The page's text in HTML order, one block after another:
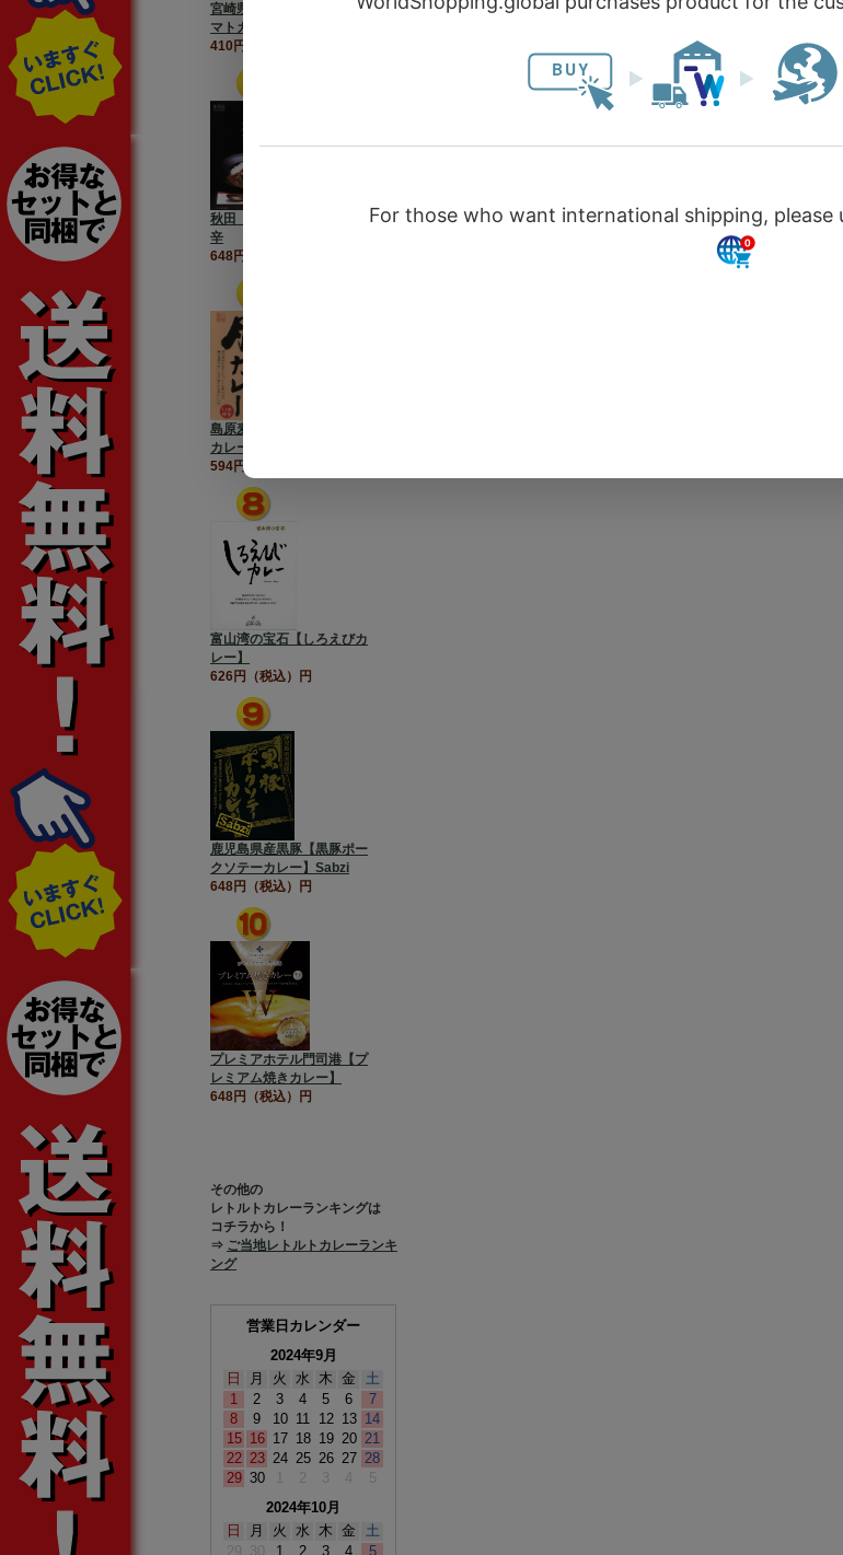
宮崎県【高千穂生まれのト
マトカレー】
410円（税込）円
秋田【比内地鶏カレー】中
辛
648円（税込）円
島原麦みそ仕立て【豚角煮
カレー】
594円（税込）円
富山湾の宝石【しろえびカ
レー】
626円（税込）円
鹿児島県産黒豚【黒豚ポー
クソテーカレー】Sabzi
648円（税込）円
プレミアホテル門司港【プ
レミアム焼きカレー】
648円（税込）円
その他の
レトルトカレーランキングは
コチラから！
⇒ ご当地レトルトカレーランキ
ング
営業日カレンダー
2024年9月
日
月 火 水 木 金
土
1
2 3 4 5 6
7
8
9 10 11 12 13 14
15 16 17 18 19 20 21
22 23 24 25 26 27 28
29 30 1 2 3
5
2024年10月
日
月 火 水 木 金
土
29
30 1 2 3 4 5